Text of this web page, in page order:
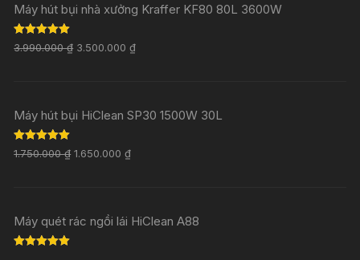
Máy hút bụi nhà xưởng Kraffer KF80 80L 3600W
Rated 5.00
out of 5
3.990.000₫ 3.500.000₫
Máy hút bụi HiClean SP30 1500W 30L
Rated 5.00
out of 5
1.750.000₫ 1.650.000₫
Máy quét rác ngồi lái HiClean A88